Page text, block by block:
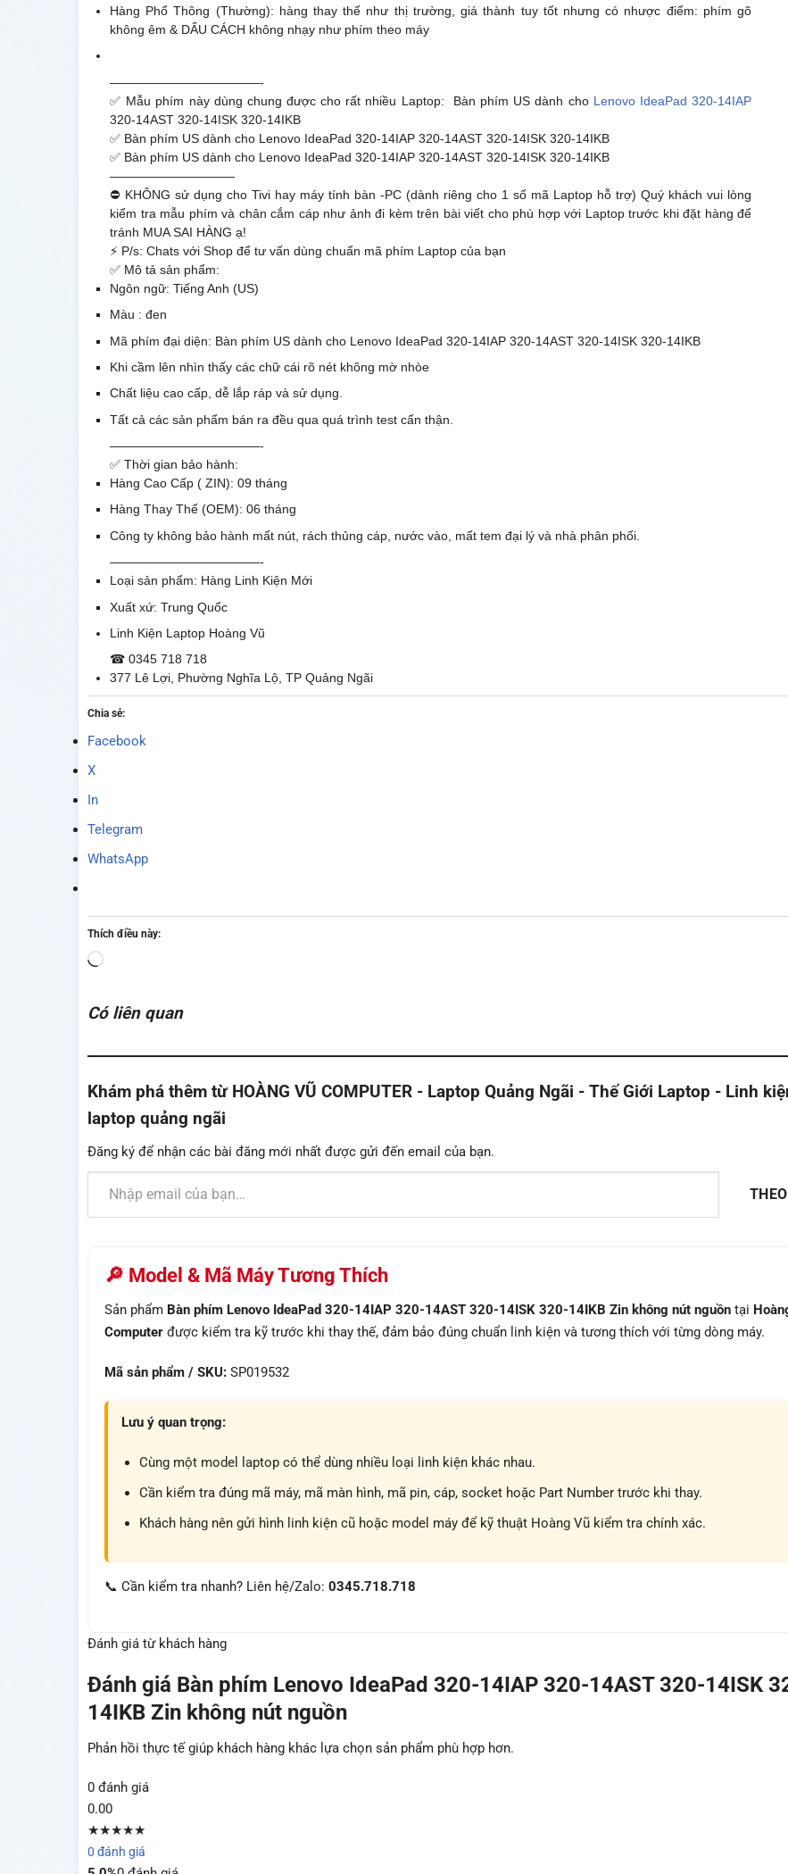
Hàng Phổ Thông (Thường): hàng thay thế như thị trường, giá thành tuy tốt nhưng có nhược điểm: phím gõ
không êm & DẤU CÁCH không nhạy như phím theo máy
————————————-
✅ Mẫu phím này dùng chung được cho rất nhiều Laptop:
Bàn phím US dành cho Lenovo IdeaPad 320-14IAP
320-14AST 320-14ISK 320-14IKB
✅ Bàn phím US dành cho Lenovo IdeaPad 320-14IAP 320-14AST 320-14ISK 320-14IKB
✅ Bàn phím US dành cho Lenovo IdeaPad 320-14IAP 320-14AST 320-14ISK 320-14IKB
——————————
⛔ KHÔNG sử dụng cho Tivi hay máy tính bàn -PC (dành riêng cho 1 số mã Laptop hỗ trợ) Quý khách vui lòng
kiểm tra mẫu phím và chân cắm cáp như ảnh đi kèm trên bài viết cho phù hợp với Laptop trước khi đặt hàng để
tránh MUA SAI HÀNG ạ!
⚡ P/s: Chats với Shop để tư vấn dùng chuẩn mã phím Laptop của bạn
✅ Mô tả sản phẩm:
Ngôn ngữ: Tiếng Anh (US)
Màu : đen
Mã phím đại diện: Bàn phím US dành cho Lenovo IdeaPad 320-14IAP 320-14AST 320-14ISK 320-14IKB
Khi cầm lên nhìn thấy các chữ cái rõ nét không mờ nhòe
Chất liệu cao cấp, dễ lắp ráp và sử dụng.
Tất cả các sản phẩm bán ra đều qua quá trình test cẩn thận.
————————————-
✅ Thời gian bảo hành:
Hàng Cao Cấp ( ZIN): 09 tháng
Hàng Thay Thế (OEM): 06 tháng
Công ty không bảo hành mất nút, rách thủng cáp, nước vào, mất tem đại lý và nhà phân phối.
————————————-
Loại sản phẩm: Hàng Linh Kiện Mới
Xuất xứ: Trung Quốc
Linh Kiện Laptop Hoàng Vũ
☎ 0345 718 718
377 Lê Lợi, Phường Nghĩa Lộ, TP Quảng Ngãi
Chia sẻ:
Facebook
X
In
Telegram
WhatsApp
Thích điều này:
Đang
Có liên quan
Khám phá thêm từ HOÀNG VŨ COMPUTER - Laptop Quảng Ngãi - Thế Giới Laptop - Linh
laptop quảng ngãi
Đăng ký để nhận các bài đăng mới nhất được gửi đến email của bạn.
Nhập email của bạn…
🔎 Model & Mã Máy Tương Thích
Sản phẩm Bàn phím Lenovo IdeaPad 320-14IAP 320-14AST 320-14ISK 320-14IKB Zin không nút nguồn tại
Computer được kiểm tra kỹ trước khi thay thế, đảm bảo đúng chuẩn linh kiện và tương thích với từng dòng máy.
Mã sản phẩm / SKU: SP019532
Lưu ý quan trọng:
Cùng một model laptop có thể dùng nhiều loại linh kiện khác nhau.
Cần kiểm tra đúng mã máy, mã màn hình, mã pin, cáp, socket hoặc Part Number trước khi thay.
Khách hàng nên gửi hình linh kiện cũ hoặc model máy để kỹ thuật Hoàng Vũ kiểm tra chính xác.
📞 Cần kiểm tra nhanh? Liên hệ/Zalo: 0345.718.718
Đánh giá từ khách hàng
Đánh giá Bàn phím Lenovo IdeaPad 320-14IAP 320-14AST 320-14ISK
14IKB Zin không nút nguồn
Phản hồi thực tế giúp khách hàng khác lựa chọn sản phẩm phù hợp hơn.
0 đánh giá
0.00
★★★★★
0 đánh giá